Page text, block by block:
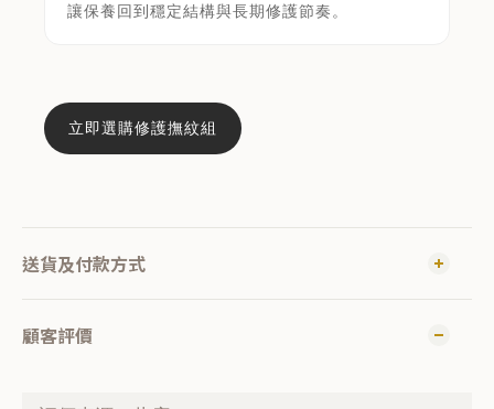
讓保養回到穩定結構與長期修護節奏。
立即選購修護撫紋組
送貨及付款方式
顧客評價